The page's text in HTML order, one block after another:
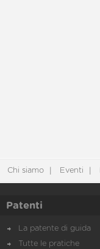
Chi siamo Eventi
Patenti
La patente di guida
Tutte le pratiche